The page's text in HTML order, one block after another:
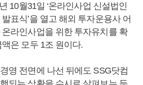
10월31일 ‘온라인사업 신설법인
표식’을 열고 해외 투자운용사 어
라인사업을 위한 투자유치를 확
은 모두 1조 원이다.
영 전면에 나선 뒤에도 SSG닷컴